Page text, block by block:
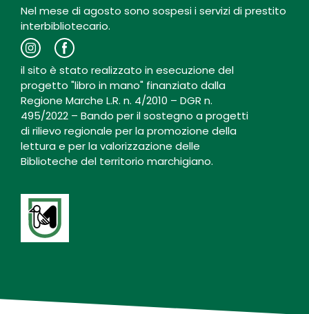
Nel mese di agosto sono sospesi i servizi di prestito
interbibliotecario.
il sito è stato realizzato in esecuzione del
progetto "libro in mano" finanziato dalla
Regione Marche L.R. n. 4/2010 – DGR n.
495/2022 – Bando per il sostegno a progetti
di rilievo regionale per la promozione della
lettura e per la valorizzazione delle
Biblioteche del territorio marchigiano.